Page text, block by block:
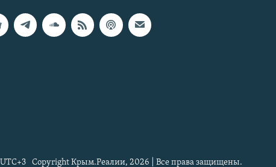
Copyright Крым.Реалии, 2026 | Все права защищены.
UTC+3